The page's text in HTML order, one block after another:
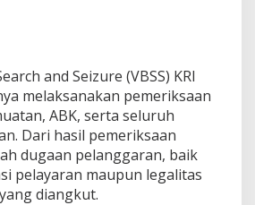
and Seizure (VBSS) KRI
melaksanakan pemeriksaan
ABK, serta seluruh
Dari hasil pemeriksaan
dugaan pelanggaran, baik
pelayaran maupun legalitas
diangkut.